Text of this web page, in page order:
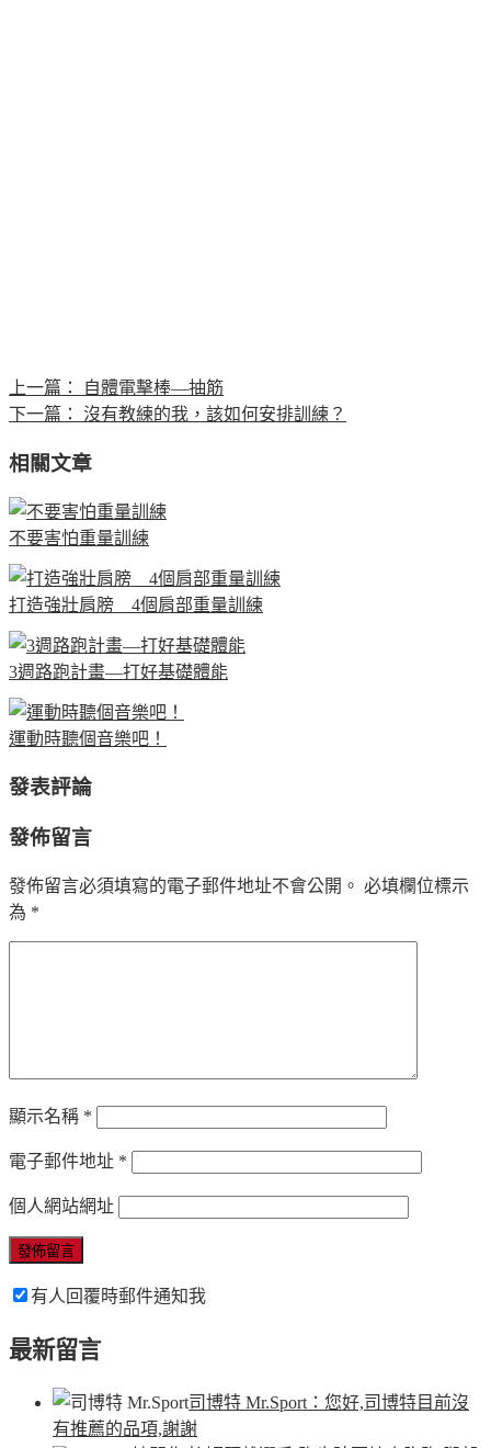
上一篇：
自體電擊棒—抽筋
下一篇：
沒有教練的我，該如何安排訓練？
相關文章
不要害怕重量訓練
打造強壯肩膀 4個肩部重量訓練
3週路跑計畫—打好基礎體能
運動時聽個音樂吧！
發表評論
發佈留言
發佈留言必須填寫的電子郵件地址不會公開。 必填欄位標示
為 *
顯示名稱 *
電子郵件地址 *
個人網站網址
有人回覆時郵件通知我
最新留言
司博特 Mr.Sport ：您好,司博特目前沒
有推薦的品項,謝謝